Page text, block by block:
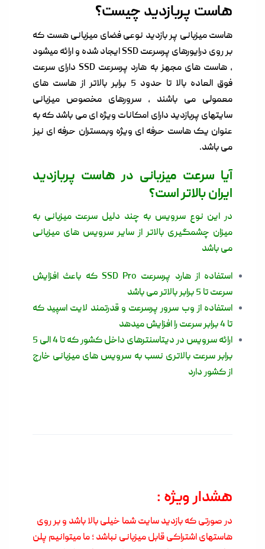
هاست پربازدید چیست؟
هاست میزبانی پر بازدید نوعی فضای میزبانی هست که
بر روی درایورهای پرسرعت SSD ایجاد شده و ارائه میشود
, هاست های مجهز به هارد پرسرعت SSD دارای سرعت
فوق العاده بالا تا حدود 5 برابر بالاتر از هاست های
معمولی می باشند , سرورهای مخصوص میزبانی
سایتهای پربازدید دارای امکانات ویژه ای می باشد که به
عنوان یک هاست حرفه ای ویژه وبمستران حرفه ای نیز
می باشد.
آیا سرعت میزبانی در هاست پربازدید
ایران بالاتر است؟
در این نوع سرویس به چند دلیل سرعت میزبانی به
میزان چشمگیری بالاتر از سایر سرویس های میزبانی
می باشد
استفاده از هارد پرسرعت SSD Pro که باعث افزایش
سرعت تا 5 برابر بالاتر می باشد
استفاده از وب سرور پرسرعت و قدرتمند لایت اسپید که
تا 4 برابر سرعت را افزایش میدهد
ارائه سرویس در دیتاسنترهای داخل کشور که تا 4 الی 5
برابر سرعت بالاتری نسب به سرویس های میزبانی خارج
از کشور دارد
هشدار ویژه :
در صورتی که بازدید سایت شما خیلی بالا باشد و بر روی
هاستهای اشتراکی قابل میزبانی نباشد ؛ ما میتوانیم پلن